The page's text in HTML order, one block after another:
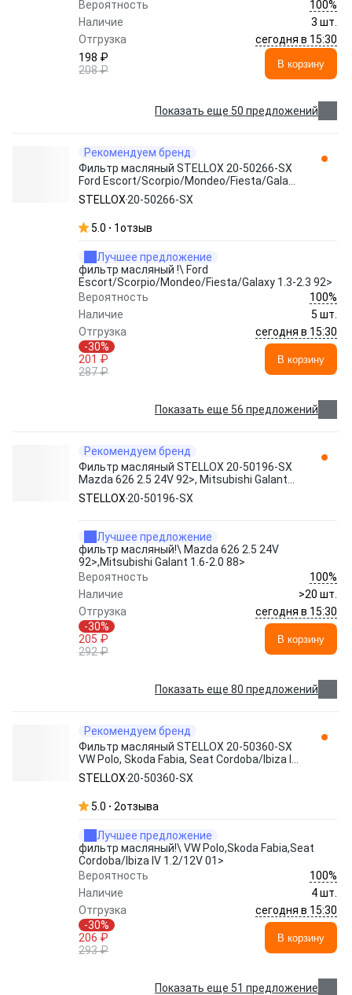
Вероятность
100%
Наличие
3 шт.
Отгрузка
сегодня в 15:30
198 ₽
208 ₽
В корзину
Показать еще 50 предложений
Рекомендуем бренд
Фильтр масляный STELLOX 20-50266-SX
Ford Escort/Scorpio/Mondeo/Fiesta/Galaxy
1.3-2.3 92>
STELLOX 20-50266-SX
5.0 1отзыв
Лучшее предложение
фильтр масляный !\ Ford
Escort/Scorpio/Mondeo/Fiesta/Galaxy 1.3-2.3 92>
Вероятность
100%
Наличие
5 шт.
Отгрузка
сегодня в 15:30
-30%
201 ₽
287 ₽
В корзину
Показать еще 56 предложений
Рекомендуем бренд
Фильтр масляный STELLOX 20-50196-SX
Mazda 626 2.5 24V 92>, Mitsubishi Galant
1.6-2.0 88>
STELLOX 20-50196-SX
Лучшее предложение
фильтр масляный!\ Mazda 626 2.5 24V
92>,Mitsubishi Galant 1.6-2.0 88>
Вероятность
100%
Наличие
>20 шт.
Отгрузка
сегодня в 15:30
-30%
205 ₽
292 ₽
В корзину
Показать еще 80 предложений
Рекомендуем бренд
Фильтр масляный STELLOX 20-50360-SX
VW Polo, Skoda Fabia, Seat Cordoba/Ibiza IV
1.2/12V 01>
STELLOX 20-50360-SX
5.0 2отзыва
Лучшее предложение
фильтр масляный!\ VW Polo,Skoda Fabia,Seat
Cordoba/Ibiza IV 1.2/12V 01>
Вероятность
100%
Наличие
4 шт.
Отгрузка
сегодня в 15:30
-30%
206 ₽
293 ₽
В корзину
Показать еще 51 предложение